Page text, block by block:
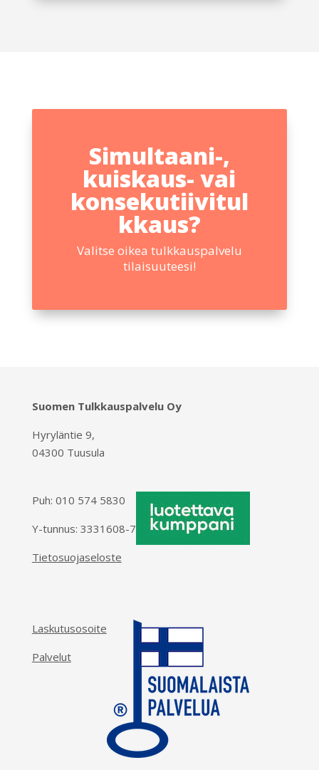
Simultaani-,
kuiskaus- vai
konsekutiivitul
kkaus?
Valitse oikea tulkkauspalvelu
tilaisuuteesi!
Suomen Tulkkauspalvelu Oy
Hyryläntie 9,
04300 Tuusula
Puh: 010 574 5830
Y-tunnus: 3331608-7
Tietosuojaseloste
Laskutusosoite
Palvelut